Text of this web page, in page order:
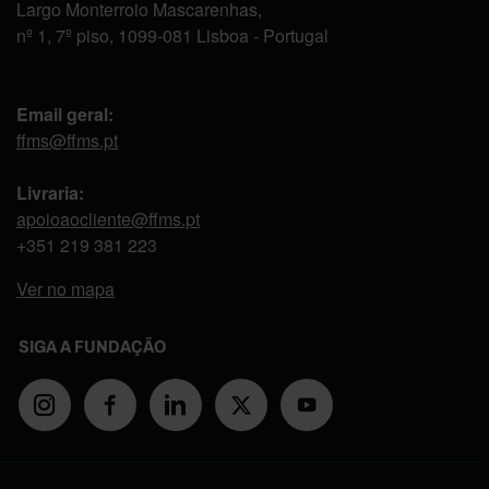
Largo Monterroio Mascarenhas,
nº 1, 7º piso, 1099-081 Lisboa - Portugal
Email geral:
ffms@ffms.pt
Livraria:
apoioaocliente@ffms.pt
+351 219 381 223
Ver no mapa
SIGA A FUNDAÇÃO